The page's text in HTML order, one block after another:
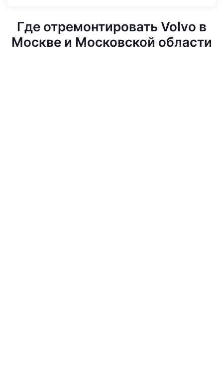
Где отремонтировать Volvo в
Москве и Московской области